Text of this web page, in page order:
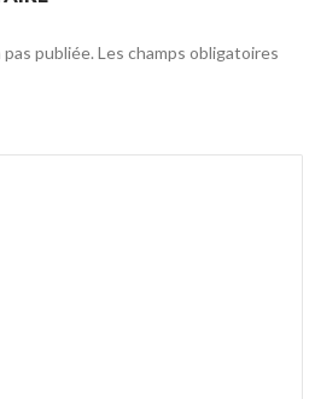
publiée. Les champs obligatoires